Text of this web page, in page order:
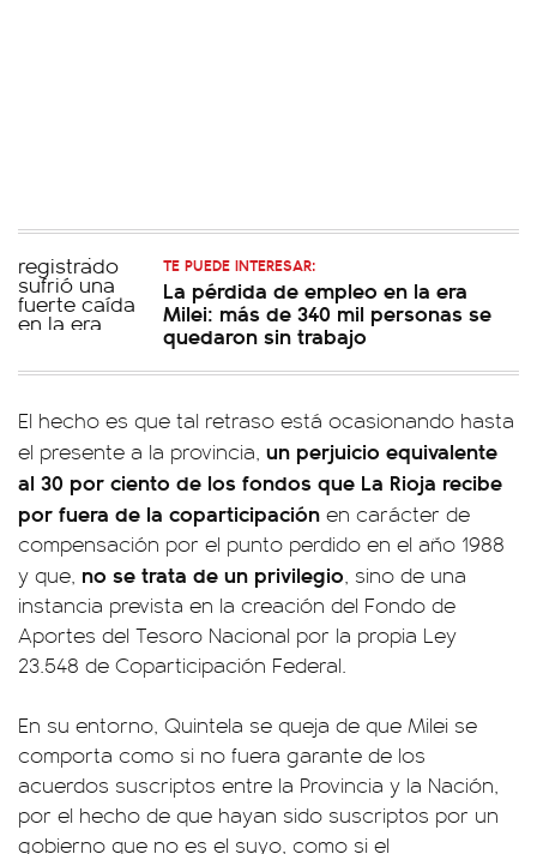
TE PUEDE INTERESAR:
La pérdida de empleo en la era
Milei: más de 340 mil personas se
quedaron sin trabajo
El hecho es que tal retraso está ocasionando hasta
el presente a la provincia, un perjuicio equivalente
al 30 por ciento de los fondos que La Rioja recibe
por fuera de la coparticipación en carácter de
compensación por el punto perdido en el año 1988
y que, no se trata de un privilegio, sino de una
instancia prevista en la creación del Fondo de
Aportes del Tesoro Nacional por la propia Ley
23.548 de Coparticipación Federal.
En su entorno, Quintela se queja de que Milei se
comporta como si no fuera garante de los
acuerdos suscriptos entre la Provincia y la Nación,
por el hecho de que hayan sido suscriptos por un
gobierno que no es el suyo, como si el